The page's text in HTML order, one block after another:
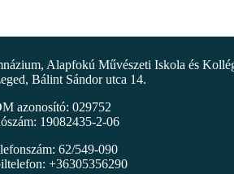
Alapfokú Művészeti Iskola és
Bálint Sándor utca 14.
azonosító: 029752
19082435-2-06
62/549-090
+36305356290